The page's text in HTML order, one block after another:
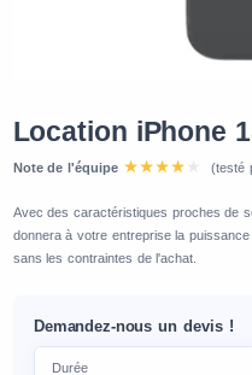
Location iPhone
Note de l'équipe (testé
Avec des caractéristiques proches de
donnera à votre entreprise la
sans les contraintes de l'achat.
Demandez-nous un devis !